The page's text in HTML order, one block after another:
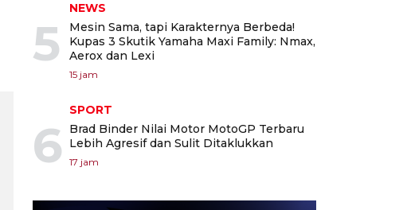
5
NEWS
Mesin Sama, tapi Karakternya Berbeda!
Kupas 3 Skutik Yamaha Maxi Family: Nmax,
Aerox dan Lexi
15 jam
6
SPORT
Brad Binder Nilai Motor MotoGP Terbaru
Lebih Agresif dan Sulit Ditaklukkan
17 jam